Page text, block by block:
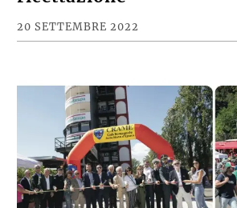
20 SETTEMBRE 2022